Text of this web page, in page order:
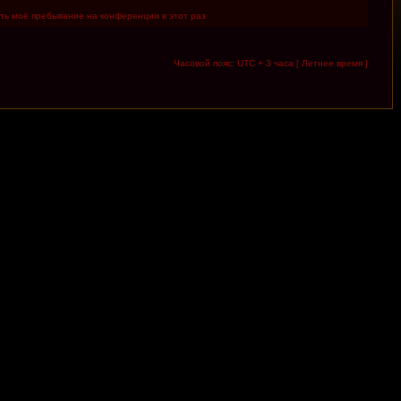
моё пребывание на конференции в этот раз
Часовой пояс: UTC + 3 часа [ Летнее время ]